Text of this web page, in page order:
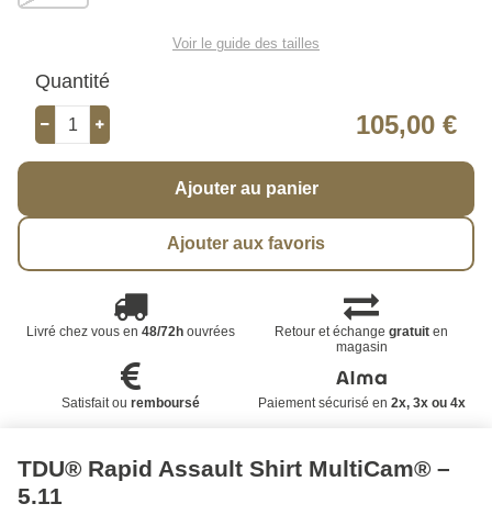
Voir le guide des tailles
Quantité
105,00 €
Ajouter au panier
Ajouter aux favoris
Livré chez vous en 48/72houvrées Retour et échangegratuit en
magasin
Satisfait ou remboursé Paiement sécurisé en 2x, 3x ou 4x
TDU® Rapid Assault Shirt MultiCam® –
5.11